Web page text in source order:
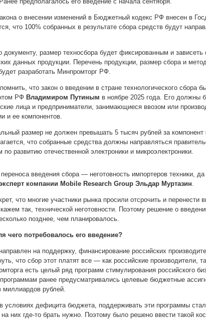
о внесении изменений в Бюджетный кодекс РФ внесен в
что 100% собранных в результате сбора средств будут
документу, размер техносбора будет фиксированным и зависеть
данных продукции. Перечень продукции, размер сбора и
разработать Минпромторг РФ.
что закон о введении в стране технологического сбора
РФ Владимиром Путиным в ноябре 2025 года. Его должны
лица и предприниматели, занимающиеся ввозом или
и ее компонентов.
размер не должен превышать 5 тысяч рублей за компонент
что собранные средства должны направляться
по развитию отечественной электроники и микроэлектроники.
введения сбора — неготовность импортеров техники,
компании Mobile Research Group Эльдар Муртазин.
что многие участники рынка просили отсрочить и перенести
так, технической неготовности. Поэтому решение о
позднее, чем планировалось.
чего потребовалось его введение?
на поддержку, финансирование российских
что сбор этот платят все — как российские производители,
есть целый ряд программ стимулирования российского
ранее предусматривались целевые бюджетные
миллиардов рублей.
условиях дефицита бюджета, поддерживать эти программы
на них где-то брать нужно. Поэтому было решено ввести такой